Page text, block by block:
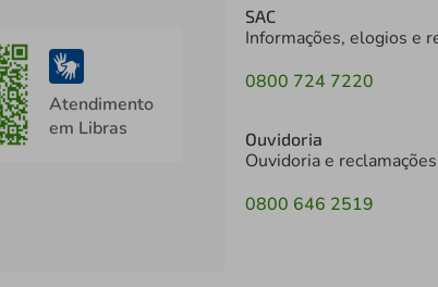
Atendimento
em Libras
SAC
Informações, elogios e
0800 724 7220
Ouvidoria
Ouvidoria e reclamações
0800 646 2519